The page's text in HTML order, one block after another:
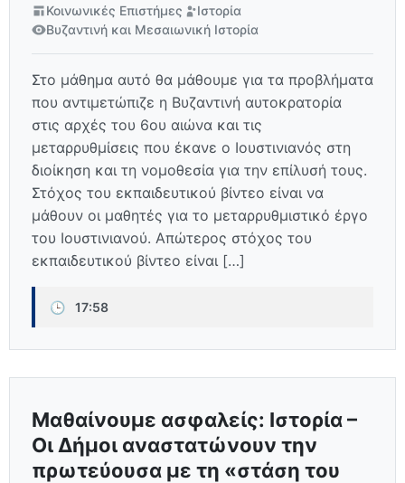
Κοινωνικές Επιστήμες
Ιστορία
Βυζαντινή και Μεσαιωνική Ιστορία
Στο μάθημα αυτό θα μάθουμε για τα προβλήματα
που αντιμετώπιζε η Βυζαντινή αυτοκρατορία
στις αρχές του 6ου αιώνα και τις
μεταρρυθμίσεις που έκανε ο Ιουστινιανός στη
διοίκηση και τη νομοθεσία για την επίλυσή τους.
Στόχος του εκπαιδευτικού βίντεο είναι να
μάθουν οι μαθητές για το μεταρρυθμιστικό έργο
του Ιουστινιανού. Απώτερος στόχος του
εκπαιδευτικού βίντεο είναι […]
🕒 17:58
Μαθαίνουμε ασφαλείς: Ιστορία –
Οι Δήμοι αναστατώνουν την
πρωτεύουσα με τη «στάση του